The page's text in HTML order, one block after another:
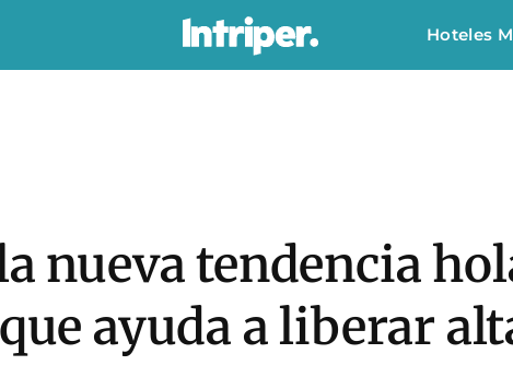
Hoteles
nueva tendencia
ayuda a liberar